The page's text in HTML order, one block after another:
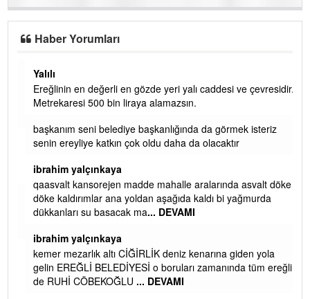
Haber Yorumları
Yalılı
Ereğlinin en değerli en gözde yeri yalı caddesi ve çevresidir.
Metrekaresi 500 bin liraya alamazsın.
başkanım seni belediye başkanlığında da görmek isteriz
senin ereyliye katkın çok oldu daha da olacaktır
ibrahim yalçınkaya
qaasvalt kansorejen madde mahalle aralarında asvalt döke
döke kaldırımlar ana yoldan aşağıda kaldı bi yağmurda
dükkanları su basacak ma... DEVAMI
ibrahim yalçınkaya
kemer mezarlık altı CİĞİRLİK deniz kenarına giden yola
gelin EREĞLİ BELEDİYESİ o boruları zamanında tüm ereğli
de RUHİ CÖBEKOĞLU... DEVAMI